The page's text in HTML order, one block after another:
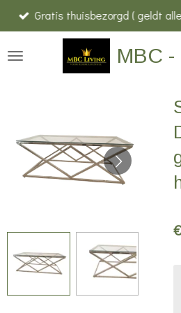
Ga
direct
naar
MBC
Gratis thuisbezorgd ( geldt